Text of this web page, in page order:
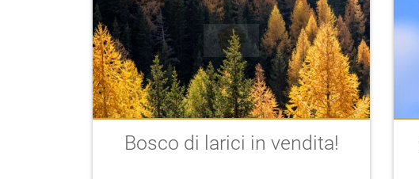
Bosco di larici in vendita!